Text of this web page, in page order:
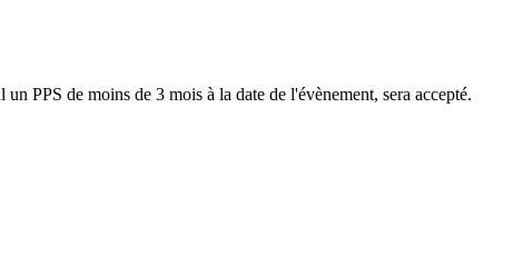
PPS de moins de 3 mois à la date de l'évènement, sera accepté.